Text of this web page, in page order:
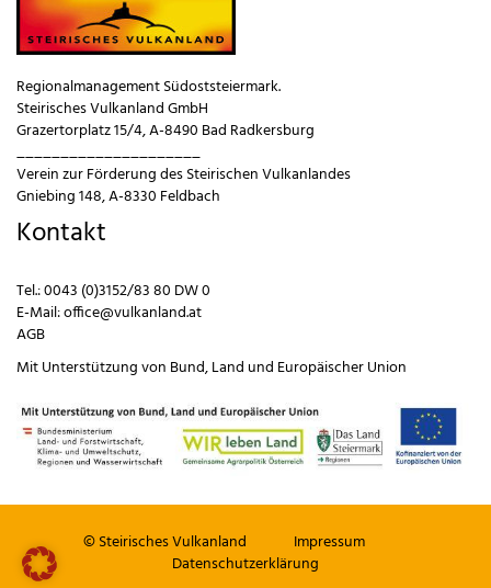
Regionalmanagement Südoststeiermark.
Steirisches Vulkanland GmbH
Grazertorplatz 15/4, A-8490 Bad Radkersburg
_____________________
Verein zur Förderung des Steirischen Vulkanlandes
Gniebing 148, A-8330 Feldbach
Kontakt
Tel.:0043 (0)3152/83 80 DW 0
E-Mail:office@vulkanland.at
AGB
Mit Unterstützung von Bund,Land und Europäischer Union
© Steirisches Vulkanland
Impressum
Datenschutzerklärung